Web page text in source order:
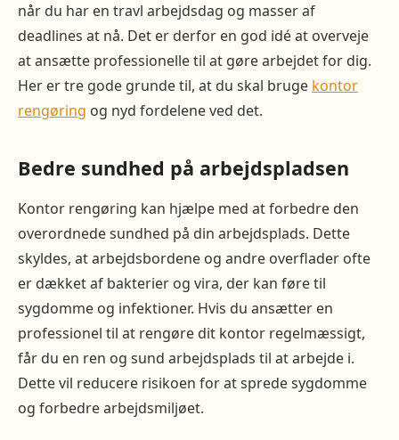
når du har en travl arbejdsdag og masser af
deadlines at nå. Det er derfor en god idé at overveje
at ansætte professionelle til at gøre arbejdet for dig.
Her er tre gode grunde til, at du skal bruge kontor
rengøring og nyd fordelene ved det.
Bedre sundhed på arbejdspladsen
Kontor rengøring kan hjælpe med at forbedre den
overordnede sundhed på din arbejdsplads. Dette
skyldes, at arbejdsbordene og andre overflader ofte
er dækket af bakterier og vira, der kan føre til
sygdomme og infektioner. Hvis du ansætter en
professionel til at rengøre dit kontor regelmæssigt,
får du en ren og sund arbejdsplads til at arbejde i.
Dette vil reducere risikoen for at sprede sygdomme
og forbedre arbejdsmiljøet.